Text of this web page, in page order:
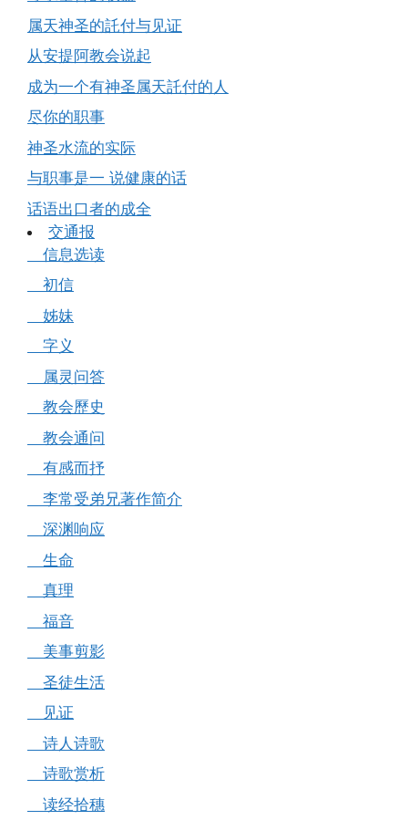
属天神圣的託付与见证
从安提阿教会说起
成为一个有神圣属天託付的人
尽你的职事
神圣水流的实际
与职事是一 说健康的话
话语出口者的成全
交通报
信息选读
初信
姊妹
字义
属灵问答
教会歷史
教会通问
有感而抒
李常受弟兄著作简介
深渊响应
生命
真理
福音
美事剪影
圣徒生活
见证
诗人诗歌
诗歌赏析
读经拾穗